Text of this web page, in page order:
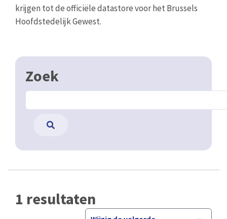
krijgen tot de officiële datastore voor het Brussels
Hoofdstedelijk Gewest.
Zoek
1 resultaten